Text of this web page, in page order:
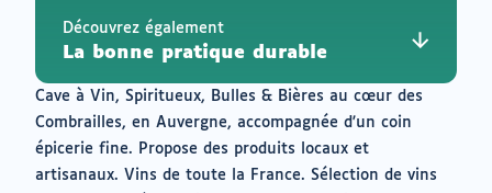
Découvrez également
La bonne pratique durable
Cave à Vin, Spiritueux, Bulles & Bières au cœur des
Combrailles, en Auvergne, accompagnée d'un coin
épicerie fine. Propose des produits locaux et
artisanaux. Vins de toute la France. Sélection de vins